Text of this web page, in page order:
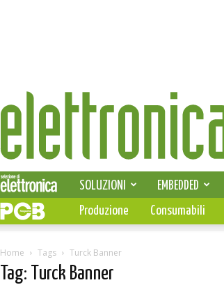
Elettronica
News
SOLUZIONI EMBEDDED
Produzione Consumabili
Home Tags Turck Banner
Tag: Turck Banner